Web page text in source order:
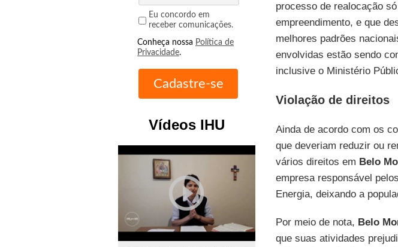
Eu concordo em
receber comunicações.
Conheça nossa Política de
Privacidade.
Vídeos IHU
play_circle_outline
processo de realocação
empreendimento, e que
melhores padrões
envolvidas estão sendo
inclusive o Ministério
Violação de direitos
Ainda de acordo com os
que deveriam reduzir ou
vários direitos em Belo
empresa responsável
Energia, deixando a
Por meio de nota, Belo
que suas atividades